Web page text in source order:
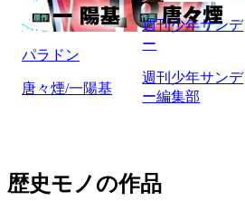
パラドン
唐々煙/一陽基
週刊少年サンデ
ー
週刊少年サンデ
ー編集部
歴史モノの作品